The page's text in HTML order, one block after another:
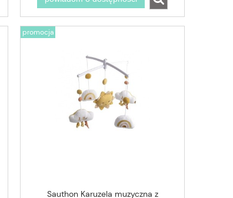
Sauthon Karuzela muzyczna z
promocja